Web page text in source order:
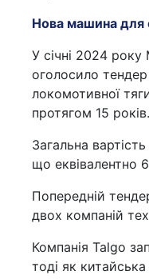
Нова машина для
У січні 2024 року
оголосило
локомотивної
протягом 15 років.
Загальна
що еквівалентно
Попередній
двох компаній
Компанія Talgo
тоді як